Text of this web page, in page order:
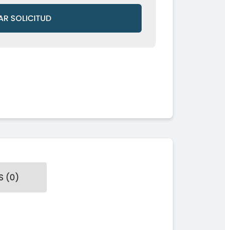
SOLICITUD
(0)